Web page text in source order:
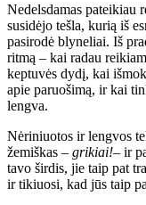
Nedelsdamas pateikiau
susidėjo tešla, kurią iš
pasirodė blyneliai. Iš
ritmą – kai radau
keptuvės dydį, kai
apie paruošimą, ir kai
lengva.
Nėriniuotos ir lengvos
žemiškas – grikiai!– ir
tavo širdis, jie taip pat
ir tikiuosi, kad jūs taip